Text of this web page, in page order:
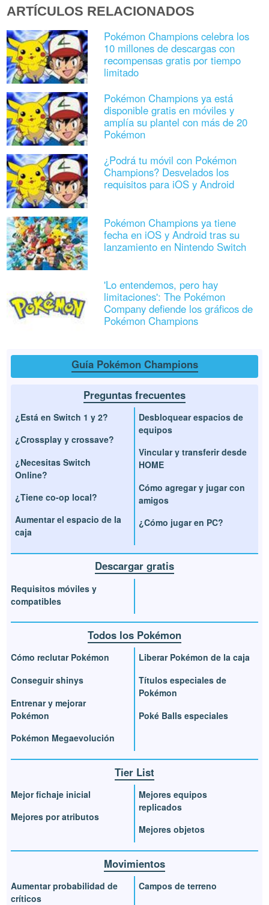
ARTÍCULOS RELACIONADOS
Pokémon Champions celebra los
10 millones de descargas con
recompensas gratis por tiempo
limitado
Pokémon Champions ya está
disponible gratis en móviles y
amplía su plantel con más de 20
Pokémon
¿Podrá tu móvil con Pokémon
Champions? Desvelados los
requisitos para iOS y Android
Pokémon Champions ya tiene
fecha en iOS y Android tras su
lanzamiento en Nintendo Switch
'Lo entendemos, pero hay
limitaciones': The Pokémon
Company defiende los gráficos de
Pokémon Champions
Guía Pokémon Champions
Preguntas frecuentes
¿Está en Switch 1 y 2?
¿Crossplay y crossave?
¿Necesitas Switch
Online?
¿Tiene co-op local?
Aumentar el espacio de la
caja
Desbloquear espacios de
equipos
Vincular y transferir desde
HOME
Cómo agregar y jugar con
amigos
¿Cómo jugar en PC?
Descargar gratis
Requisitos móviles y
compatibles
Todos los Pokémon
Cómo reclutar Pokémon
Conseguir shinys
Entrenar y mejorar
Pokémon
Pokémon Megaevolución
Liberar Pokémon de la caja
Títulos especiales de
Pokémon
Poké Balls especiales
Tier List
Mejor fichaje inicial
Mejores por atributos
Mejores equipos
replicados
Mejores objetos
Movimientos
Aumentar probabilidad de
críticos
Campos de terreno